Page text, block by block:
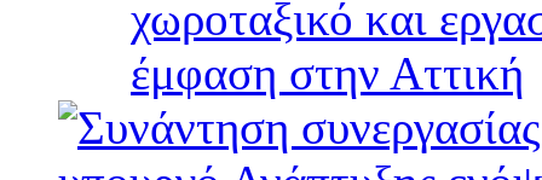
χωροταξικό και
έμφαση στην Αττική